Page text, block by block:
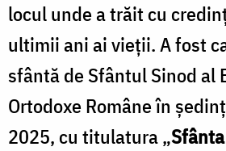
locul unde a trăit cu
ultimii ani ai vieții. A fost
sfântă de Sfântul Sinod al
Ortodoxe Române în
2025, cu titulatura „